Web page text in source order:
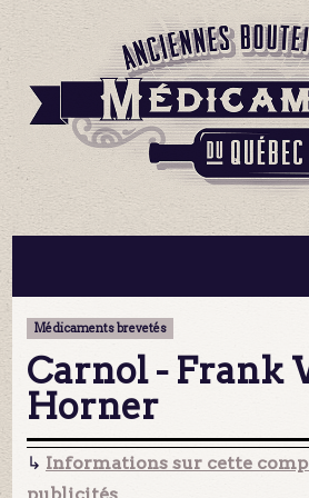
BOUTEILLES ▼
MA COLLECTION
CONTACT
Médicaments brevetés
Carnol - Frank
Horner
↳ Informations sur cette